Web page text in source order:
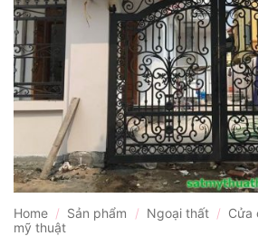
Home / Sản phẩm / Ngoại thất / Cửa
mỹ thuật